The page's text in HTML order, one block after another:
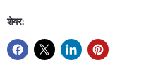
शेयर: